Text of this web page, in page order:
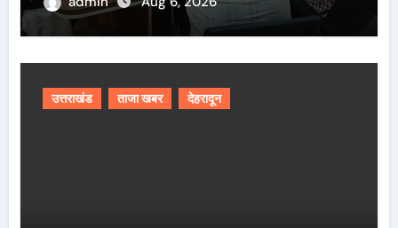
उत्तराखंड ताजा खबर देहरादून